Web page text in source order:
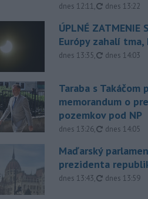
dnes 12:11, aktualizované
dnes 13:22
ÚPLNÉ ZATMENIE
Európy zahalí
dnes 13:35, aktualizované
dnes 14:03
Taraba s Takáčom
memorandum o
pozemkov pod NP
dnes 13:26, aktualizované
dnes 14:05
Maďarský
prezidenta
dnes 13:43, aktualizované
dnes 13:59